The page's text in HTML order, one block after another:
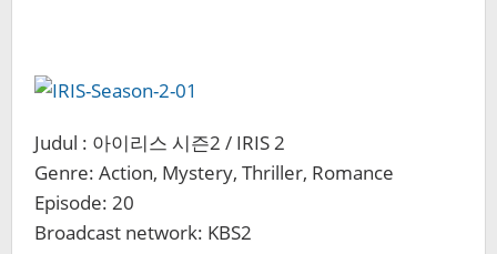
Judul : 아이리스 시즌2 / IRIS 2
Genre: Action, Mystery, Thriller, Romance
Episode: 20
Broadcast network: KBS2